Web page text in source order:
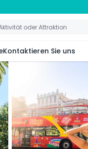
Kontaktieren Sie uns